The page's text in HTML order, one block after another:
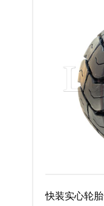
快装实心轮胎